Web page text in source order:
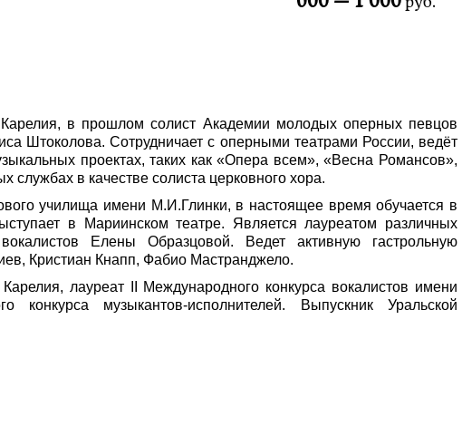
Карелия, в прошлом солист Академии молодых оперных певцов
Штоколова. Сотрудничает с оперными театрами России, ведёт
проектах, таких как «Опера всем», «Весна Романсов»,
в качестве солиста церковного хора.
училища имени М.И.Глинки, в настоящее время обучается в
в Мариинском театре. Является лауреатом различных
Елены Образцовой. Ведет активную гастрольную
Кристиан Кнапп, Фабио Мастранджело.
лауреат II Международного конкурса вокалистов имени
музыкантов-исполнителей. Выпускник Уральской